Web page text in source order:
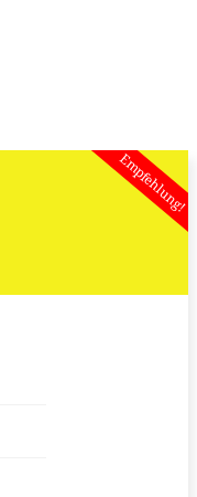
Empfehlung!